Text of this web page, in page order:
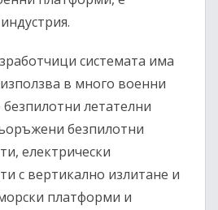
системата има
в много военни
летателни
безпилотни
електрически
с вертикално излитане и
платформи и